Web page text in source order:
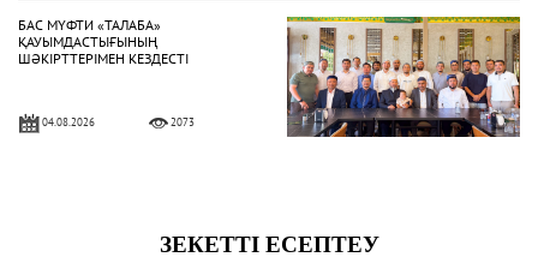
БАС МҮФТИ «ТАЛАБА»
ҚАУЫМДАСТЫҒЫНЫҢ
ШӘКІРТТЕРІМЕН КЕЗДЕСТІ
04.08.2026 2073